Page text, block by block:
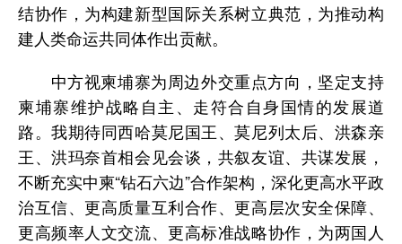
结协作，为构建新型国际关系树立典范，为推动构
建人类命运共同体作出贡献。
中方视柬埔寨为周边外交重点方向，坚定支持
柬埔寨维护战略自主、走符合自身国情的发展道
路。我期待同西哈莫尼国王、莫尼列太后、洪森亲
王、洪玛奈首相会见会谈，共叙友谊、共谋发展，
不断充实中柬“钻石六边”合作架构，深化更高水平政
治互信、更高质量互利合作、更高层次安全保障、
更高频率人文交流、更高标准战略协作，为两国人